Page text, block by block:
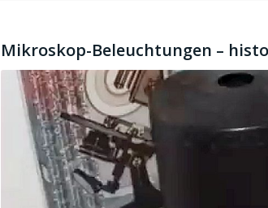
Mikroskop-Beleuchtungen –